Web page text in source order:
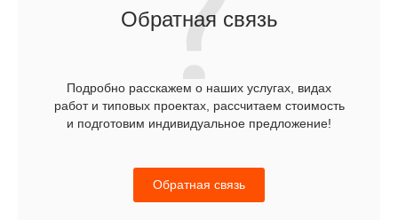
Обратная связь
Подробно расскажем о наших услугах, видах
работ и типовых проектах, рассчитаем стоимость
и подготовим индивидуальное предложение!
Обратная связь